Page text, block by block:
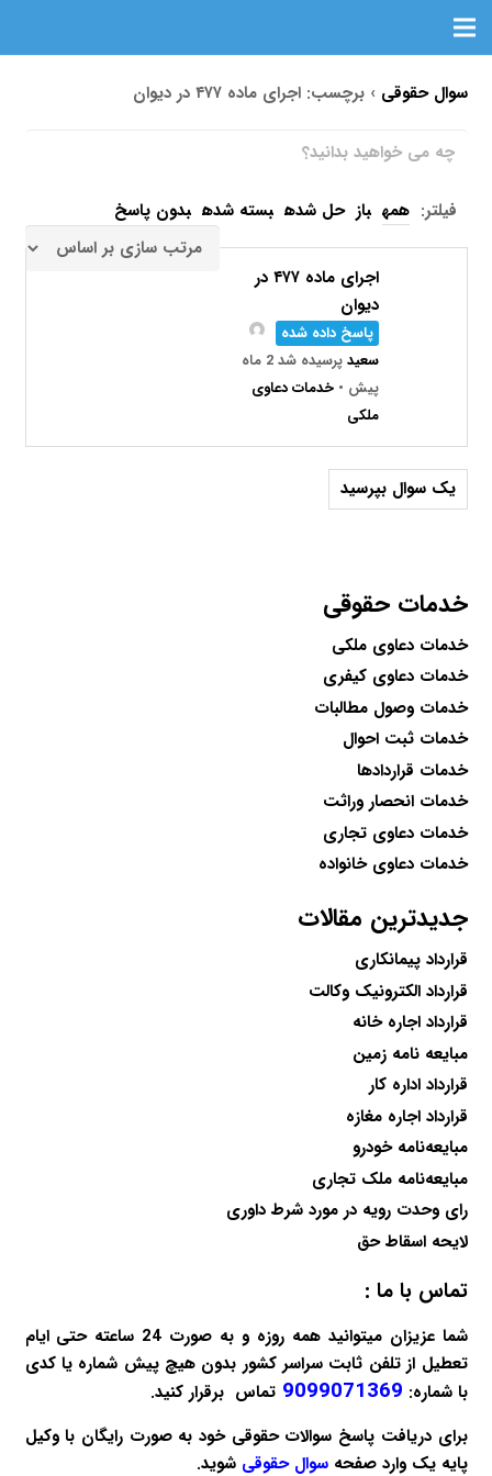
سوال حقوقی ›برچسب: اجرای ماده ۴۷۷ در دیوان
فیلتر: همه باز حل شده بسته شده بدون پاسخ
اجرای ماده ۴۷۷ در
دیوان
پاسخ داده شده
سعید
پرسیده شد 2 ماه
پیش •خدمات دعاوی
ملکی
یک سوال بپرسید
خدمات حقوقی
خدمات دعاوی ملکی
خدمات دعاوی کیفری
خدمات وصول مطالبات
خدمات ثبت احوال
خدمات قراردادها
خدمات انحصار وراثت
خدمات دعاوی تجاری
خدمات دعاوی خانواده
جدیدترین مقالات
قرارداد پیمانکاری
قرارداد الکترونیک وکالت
قرارداد اجاره خانه
مبایعه نامه زمین
قرارداد اداره کار
قرارداد اجاره مغازه
مبایعه‌نامه خودرو
مبایعه‌نامه ملک تجاری
رای وحدت رویه در مورد شرط داوری
لایحه اسقاط حق
تماس با ما :
شما عزیزان میتوانید همه روزه و به صورت 24 ساعته حتی ایام
تعطیل از تلفن ثابت سراسر کشور بدون هیچ پیش شماره یا کدی
با شماره: 9099071369 تماس برقرار کنید.
برای دریافت پاسخ سوالات حقوقی خود به صورت رایگان با وکیل
پایه یک وارد صفحهسوال حقوقی شوید.